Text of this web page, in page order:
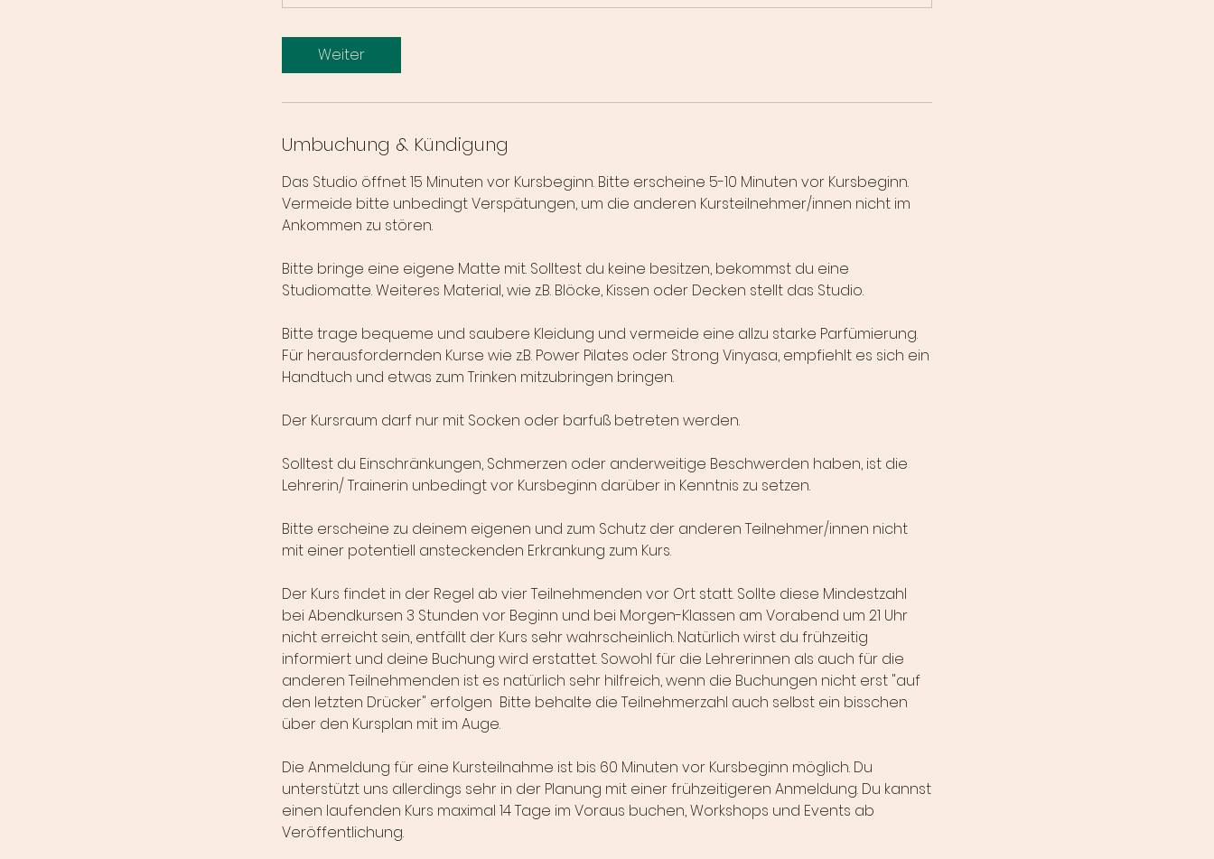
Weiter
Umbuchung & Kündigung
Das Studio öffnet 15 Minuten vor Kursbeginn. Bitte erscheine 5-10 Minuten vor Kursbeginn.
Vermeide bitte unbedingt Verspätungen, um die anderen Kursteilnehmer/innen nicht im
Ankommen zu stören.
Bitte bringe eine eigene Matte mit. Solltest du keine besitzen, bekommst du eine
Studiomatte. Weiteres Material, wie z.B. Blöcke, Kissen oder Decken stellt das Studio.
Bitte trage bequeme und saubere Kleidung und vermeide eine allzu starke Parfümierung.
Für herausfordernden Kurse wie z.B. Power Pilates oder Strong Vinyasa, empfiehlt es sich ein
Handtuch und etwas zum Trinken mitzubringen bringen.
Der Kursraum darf nur mit Socken oder barfuß betreten werden.
Solltest du Einschränkungen, Schmerzen oder anderweitige Beschwerden haben, ist die
Lehrerin/ Trainerin unbedingt vor Kursbeginn darüber in Kenntnis zu setzen.
Bitte erscheine zu deinem eigenen und zum Schutz der anderen Teilnehmer/innen nicht
mit einer potentiell ansteckenden Erkrankung zum Kurs.
Der Kurs findet in der Regel ab vier Teilnehmenden vor Ort statt. Sollte diese Mindestzahl
bei Abendkursen 3 Stunden vor Beginn und bei Morgen-Klassen am Vorabend um 21 Uhr
nicht erreicht sein, entfällt der Kurs sehr wahrscheinlich. Natürlich wirst du frühzeitig
informiert und deine Buchung wird erstattet. Sowohl für die Lehrerinnen als auch für die
anderen Teilnehmenden ist es natürlich sehr hilfreich, wenn die Buchungen nicht erst "auf
den letzten Drücker" erfolgen Bitte behalte die Teilnehmerzahl auch selbst ein bisschen
über den Kursplan mit im Auge.
Die Anmeldung für eine Kursteilnahme ist bis 60 Minuten vor Kursbeginn möglich. Du
unterstützt uns allerdings sehr in der Planung mit einer frühzeitigeren Anmeldung. Du kannst
einen laufenden Kurs maximal 14 Tage im Voraus buchen, Workshops und Events ab
Veröffentlichung.